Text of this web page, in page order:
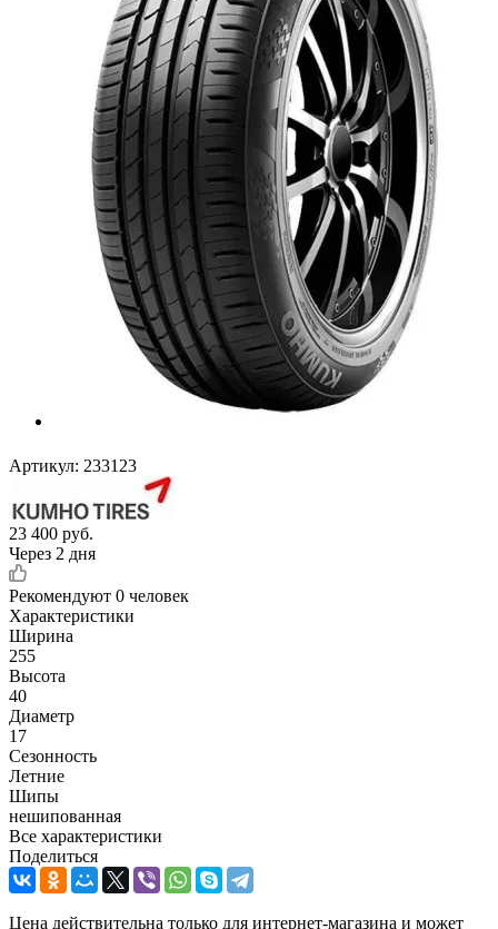
Артикул: 233123
23 400 руб.
Через 2 дня
Рекомендуют 0 человек
Характеристики
Ширина
255
Высота
40
Диаметр
17
Сезонность
Летние
Шипы
нешипованная
Все характеристики
Поделиться
Цена действительна только для интернет-магазина и может